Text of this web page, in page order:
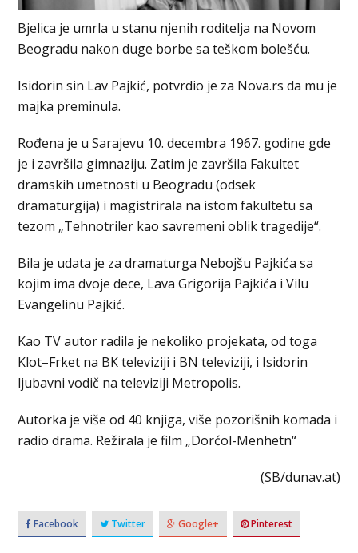
Bjelica je umrla u stanu njenih roditelja na Novom
Beogradu nakon duge borbe sa teškom bolešću.
Isidorin sin Lav Pajkić, potvrdio je za Nova.rs da mu je
majka preminula.
Rođena je u Sarajevu 10. decembra 1967. godine gde
je i završila gimnaziju. Zatim je završila Fakultet
dramskih umetnosti u Beogradu (odsek
dramaturgija) i magistrirala na istom fakultetu sa
tezom „Tehnotriler kao savremeni oblik tragedije“.
Bila je udata je za dramaturga Nebojšu Pajkića sa
kojim ima dvoje dece, Lava Grigorija Pajkića i Vilu
Evangelinu Pajkić.
Kao TV autor radila je nekoliko projekata, od toga
Klot–Frket na BK televiziji i BN televiziji, i Isidorin
ljubavni vodič na televiziji Metropolis.
Autorka je više od 40 knjiga, više pozorišnih komada i
radio drama. Režirala je film „Dorćol-Menhetn“
(SB/dunav.at)
Facebook Twitter Google+ Pinterest